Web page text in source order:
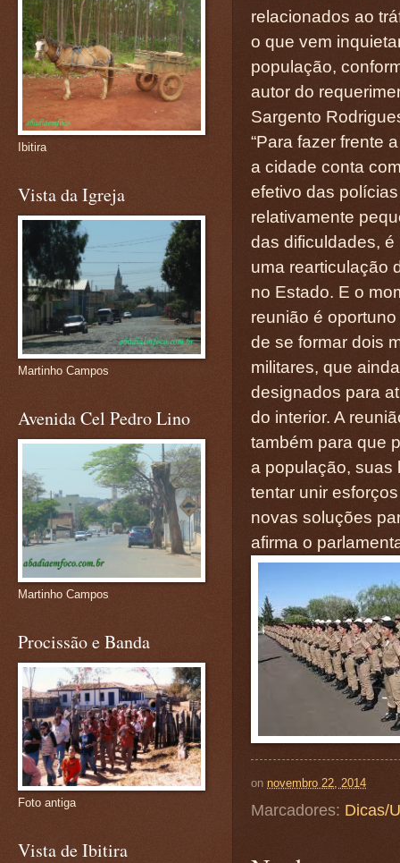
relacionados ao
o que vem
população,
autor do
Sargento
“Para fazer frente
a cidade conta
efetivo das
relativamente
das dificuldades,
uma rearticulação
no Estado. E o
reunião é
de se formar dois
militares, que
designados para
do interior. A
também para que
a população, suas
tentar unir
novas soluções
afirma o
on novembro 22, 2014
Marcadores: Dicas/
Ibitira
Vista da Igreja
Martinho Campos
Avenida Cel Pedro Lino
Martinho Campos
Procissão e Banda
Foto antiga
Vista de Ibitira